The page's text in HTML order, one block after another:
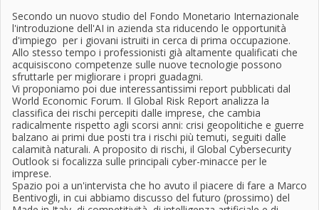
Secondo un nuovo studio del Fondo Monetario Internazionale
l'introduzione dell'AI in azienda sta riducendo le opportunità
d'impiego per i giovani istruiti in cerca di prima occupazione.
Allo stesso tempo i professionisti già altamente qualificati che
acquisiscono competenze sulle nuove tecnologie possono
sfruttarle per migliorare i propri guadagni.
Vi proponiamo poi due interessantissimi report pubblicati dal
World Economic Forum. Il Global Risk Report analizza la
classifica dei rischi percepiti dalle imprese, che cambia
radicalmente rispetto agli scorsi anni: crisi geopolitiche e guerre
balzano ai primi due posti tra i rischi più temuti, seguiti dalle
calamità naturali. A proposito di rischi, il Global Cybersecurity
Outlook si focalizza sulle principali cyber-minacce per le
imprese.
Spazio poi a un'intervista che ho avuto il piacere di fare a Marco
Bentivogli, in cui abbiamo discusso del futuro (prossimo) del